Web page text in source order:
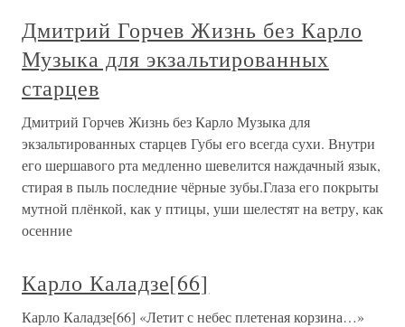
Дмитрий Горчев Жизнь без Карло
Музыка для экзальтированных
старцев
Дмитрий Горчев Жизнь без Карло Музыка для
экзальтированных старцев Губы его всегда сухи. Внутри
его шершавого рта медленно шевелится наждачный язык,
стирая в пыль последние чёрные зубы.Глаза его покрыты
мутной плёнкой, как у птицы, уши шелестят на ветру, как
осенние
Карло Каладзе[66]
Карло Каладзе[66] «Летит с небес плетеная корзина…»